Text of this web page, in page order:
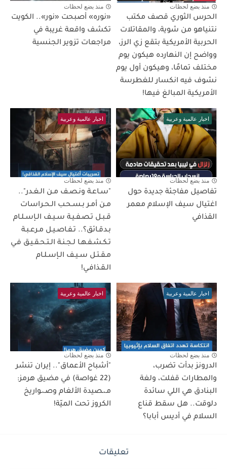
منذ بضع لحظات
الحرس الثوري قصف مكتب
نتنياهو من شوية، والمقاتلات
الحربية الأمريكية بتقع زي الرز،
وواضح إن النهارده هيكون يوم
مختلف تمامًا، وهيكون أول يوم
نشوف فيه انكسار للغطرسة
الأمريكية المبالغ فيها!
منذ بضع لحظات
«نوره» أصبحت «نور».. الكويت
تكشف واقعة غريبة في
مراجعات تزوير الجنسية
اخبار عالمية وعربية
منذ بضع لحظات
تفاصيل مفاجئة جديدة حول
اغتيال سيف الإسلام معمر
القذافي
اخبار عالمية وعربية
منذ بضع لحظات
"سـاعـة ونـصـف مـن الـغـدر"..
مـن أمـر بـسـحـب الـحـراسات
قـبـل تـصـفـيـة سـيـف الـإسـلـام
بـدقـائق؟.. تـفـاصـيـل مـرعـبـة
تـكـشـفـهـا لـجـنـة الـتـحـقـيـق فـي
مـقـتـل سـيـف الـإسـلـام
الـقـذافـي!
اخبار عالمية وعربية
منذ بضع لحظات
الدرونز بدأت تضرب،
والمطارات قفلت، ولغة
البنادق هي اللي سائدة
دلوقت.. هل سقط قناع
السلام في أديس أبابا؟
اخبار عالمية وعربية
منذ بضع لحظات
"أشباح الأعماق".. إيران تنشر
(22 غواصة) في مضيق هرمز:
مـ،ـصيدة الألغام وصـ،ـواريخ
الكروز تحت الميّة!
تعليقات